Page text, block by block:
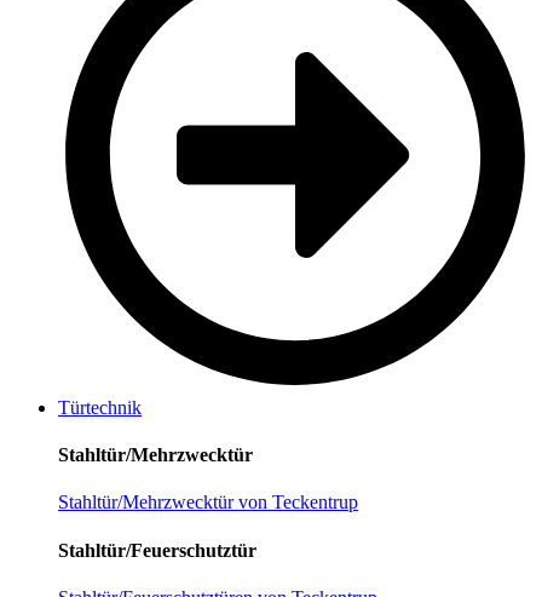
Türtechnik
Stahltür/Mehrzwecktür
Stahltür/Mehrzwecktür von Teckentrup
Stahltür/Feuerschutztür